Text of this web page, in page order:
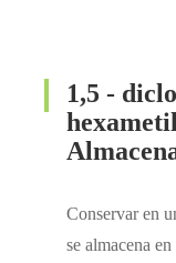
1,5 -
Conservar en
se almacena